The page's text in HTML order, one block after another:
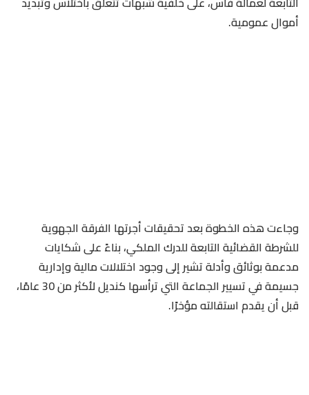
أموال عمومية.
وجاءت هذه الخطوة بعد تحقيقات أجرتها الفرقة الجهوية
للشرطة القضائية التابعة للدرك الملكي، بناءً على شكايات
مدعمة بوثائق وأدلة تشير إلى وجود اختلالات مالية وإدارية
جسيمة في تسيير الجماعة التي ترأسها كنديل لأكثر من 30 عامًا،
قبل أن يقدم استقالته مؤخرًا.